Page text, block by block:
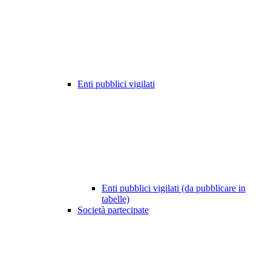
Enti pubblici vigilati
Enti pubblici vigilati (da pubblicare in
tabelle)
Società partecipate